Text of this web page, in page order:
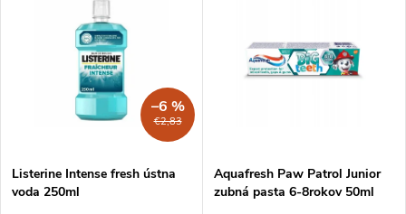
€2,83
–6 %
Listerine Intense fresh ústna
voda 250ml
Aquafresh Paw Patrol Junior
zubná pasta 6-8rokov 50ml